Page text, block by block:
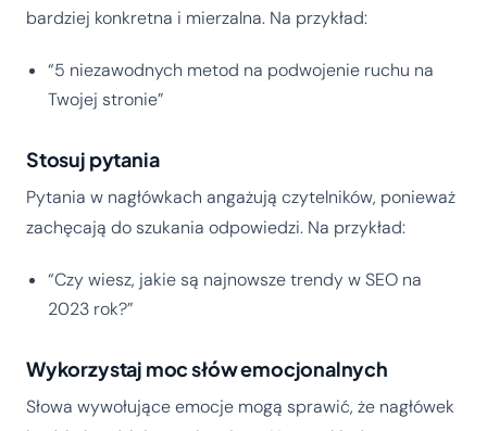
bardziej konkretna i mierzalna. Na przykład:
“5 niezawodnych metod na podwojenie ruchu na
Twojej stronie”
Stosuj pytania
Pytania w nagłówkach angażują czytelników, ponieważ
zachęcają do szukania odpowiedzi. Na przykład:
“Czy wiesz, jakie są najnowsze trendy w SEO na
2023 rok?”
Wykorzystaj moc słów emocjonalnych
Słowa wywołujące emocje mogą sprawić, że nagłówek